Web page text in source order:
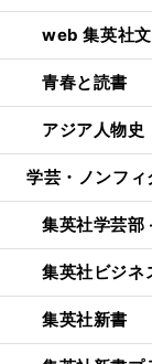
web 集英社
青春と読書
アジア人物史
学芸・ノンフ
集英社学芸部
集英社ビジネ
集英社新書